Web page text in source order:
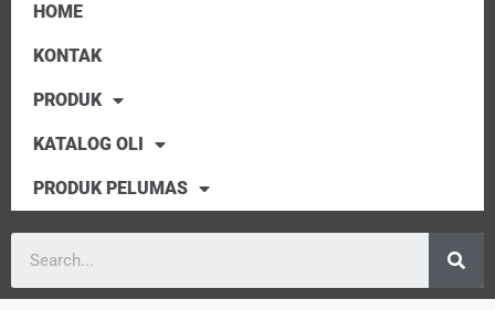
HOME
KONTAK
PRODUK
KATALOG OLI
PRODUK PELUMAS